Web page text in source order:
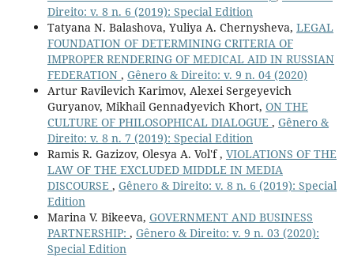
Direito: v. 8 n. 6 (2019): Special Edition
Tatyana N. Balashova, Yuliya A. Chernysheva, LEGAL
FOUNDATION OF DETERMINING CRITERIA OF
IMPROPER RENDERING OF MEDICAL AID IN RUSSIAN
FEDERATION , Gênero & Direito: v. 9 n. 04 (2020)
Artur Ravilevich Karimov, Alexei Sergeyevich
Guryanov, Mikhail Gennadyevich Khort, ON THE
CULTURE OF PHILOSOPHICAL DIALOGUE , Gênero &
Direito: v. 8 n. 7 (2019): Special Edition
Ramis R. Gazizov, Olesya A. Vol'f , VIOLATIONS OF THE
LAW OF THE EXCLUDED MIDDLE IN MEDIA
DISCOURSE , Gênero & Direito: v. 8 n. 6 (2019): Special
Edition
Marina V. Bikeeva, GOVERNMENT AND BUSINESS
PARTNERSHIP: , Gênero & Direito: v. 9 n. 03 (2020):
Special Edition